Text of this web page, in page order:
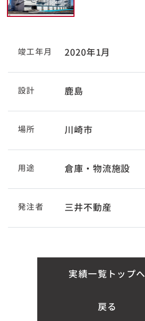
竣工年月 2020年1月
設計 鹿島
場所 川崎市
用途 倉庫・物流施設
発注者 三井不動産
実績一覧トップへ
戻る